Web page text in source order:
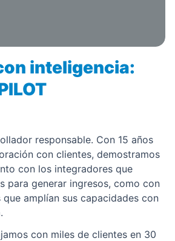
inteligencia:
responsable. Con 15 años
con clientes, demostramos
con los integradores que
para generar ingresos, como con
que amplían sus capacidades con
con miles de clientes en 30